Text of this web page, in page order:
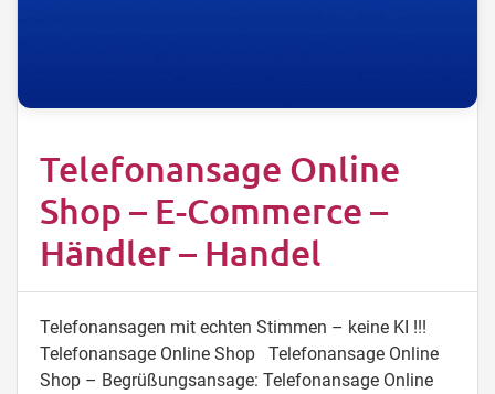
Telefonansage Online
Shop – E-Commerce –
Händler – Handel
Telefonansagen mit echten Stimmen – keine KI !!!
Telefonansage Online Shop Telefonansage Online
Shop – Begrüßungsansage: Telefonansage Online